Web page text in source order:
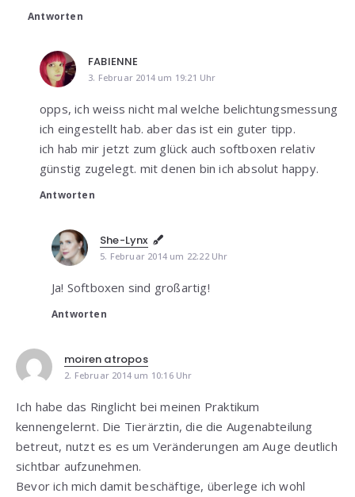
Antworten
FABIENNE
3. Februar 2014 um 19:21 Uhr
opps, ich weiss nicht mal welche belichtungsmessung
ich eingestellt hab. aber das ist ein guter tipp.
ich hab mir jetzt zum glück auch softboxen relativ
günstig zugelegt. mit denen bin ich absolut happy.
Antworten
She-Lynx
5. Februar 2014 um 22:22 Uhr
Ja! Softboxen sind großartig!
Antworten
moiren atropos
2. Februar 2014 um 10:16 Uhr
Ich habe das Ringlicht bei meinen Praktikum
kennengelernt. Die Tierärztin, die die Augenabteilung
betreut, nutzt es es um Veränderungen am Auge deutlich
sichtbar aufzunehmen.
Bevor ich mich damit beschäftige, überlege ich wohl